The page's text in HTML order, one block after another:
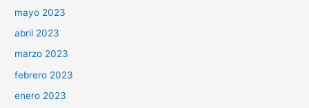
mayo 2023
abril 2023
marzo 2023
febrero 2023
enero 2023